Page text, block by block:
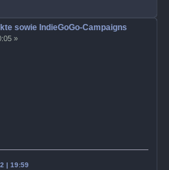
sowie IndieGoGo-Campaigns
»
| 19:59